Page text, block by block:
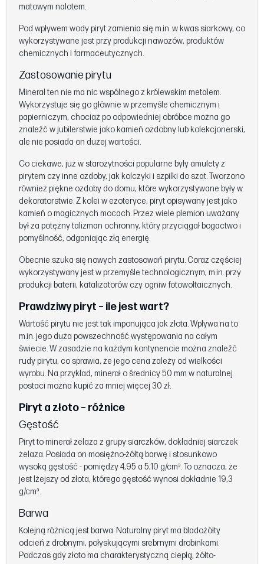
matowym nalotem.
Pod wpływem wody piryt zamienia się m.in. w kwas siarkowy, co
wykorzystywane jest przy produkcji nawozów, produktów
chemicznych i farmaceutycznych.
Zastosowanie pirytu
Minerał ten nie ma nic wspólnego z królewskim metalem.
Wykorzystuje się go głównie w przemyśle chemicznym i
papierniczym, chociaż po odpowiedniej obróbce można go
znaleźć w jubilerstwie jako kamień ozdobny lub kolekcjonerski,
ale nie posiada on dużej wartości.
Co ciekawe, już w starożytności popularne były amulety z
pirytem czy inne ozdoby, jak kolczyki i szpilki do szat. Tworzono
również piękne ozdoby do domu, które wykorzystywane były w
dekoratorstwie. Z kolei w ezoteryce, piryt opisywany jest jako
kamień o magicznych mocach. Przez wiele plemion uważany
był za potężny talizman ochronny, który przyciągał bogactwo i
pomyślność, odganiając złą energię.
Obecnie szuka się nowych zastosowań pirytu. Coraz częściej
wykorzystywany jest w przemyśle technologicznym, m.in. przy
produkcji baterii, katalizatorów czy ogniw fotowoltaicznych.
Prawdziwy piryt – ile jest wart?
Wartość pirytu nie jest tak imponująca jak złota. Wpływa na to
m.in. jego duża powszechność występowania na całym
świecie. W zasadzie na każdym kontynencie można znaleźć
rudy pirytu, co sprawia, że jego cena zależy od wielkości
wyrobu. Na przykład, minerał o średnicy 50 mm w naturalnej
postaci można kupić za mniej więcej 30 zł.
Piryt a złoto – różnice
Gęstość
Piryt to minerał żelaza z grupy siarczków, dokładniej siarczek
żelaza. Posiada on mosiężno-żółtą barwę i stosunkowo
wysoką gęstość - pomiędzy 4,95 a 5,10 g/cm³. To oznacza, że
jest lżejszy od złota, którego gęstość wynosi dokładnie 19,3
g/cm³.
Barwa
Kolejną różnicą jest barwa. Naturalny piryt ma bladożółty
odcień z drobnymi, połyskującymi srebrnymi drobinkami.
Podczas gdy złoto ma charakterystyczną ciepłą, żółto-